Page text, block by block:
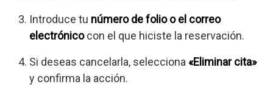
Introduce tu número de folio o el correo
electrónicocon el que hiciste la reservación.
Si deseas cancelarla, selecciona «Eliminar cita»
y confirma la acción.